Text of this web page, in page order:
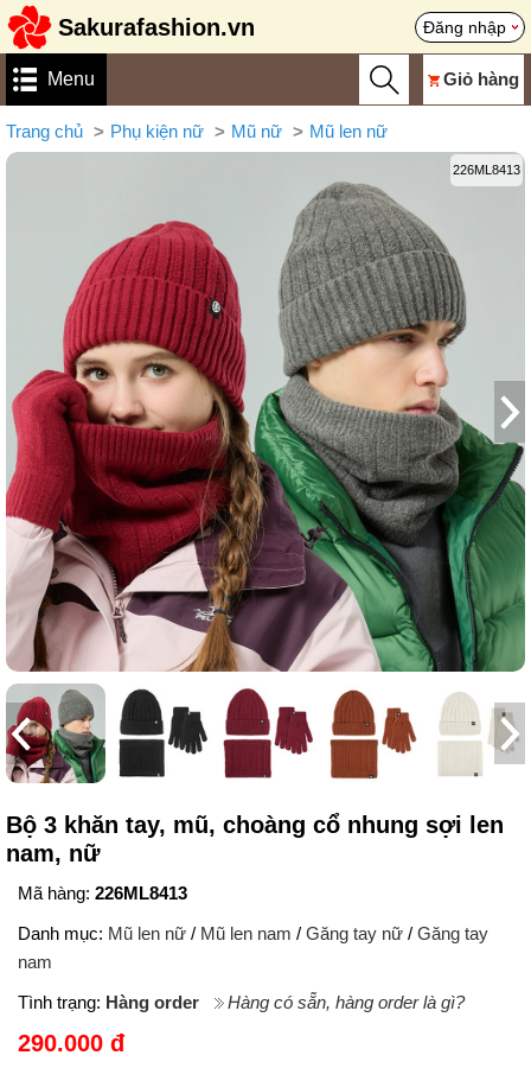
Sakurafashion.vn Đăng nhập
Menu Giỏ hàng
Trang chủ Phụ kiện nữ Mũ nữ Mũ len nữ
226ML8413
Bộ 3 khăn tay, mũ, choàng cổ nhung sợi len
nam, nữ
Mã hàng: 226ML8413
Danh mục: Mũ len nữ / Mũ len nam / Găng tay nữ / Găng tay
nam
Tình trạng: Hàng order Hàng có sẵn, hàng order là gì?
290.000 đ